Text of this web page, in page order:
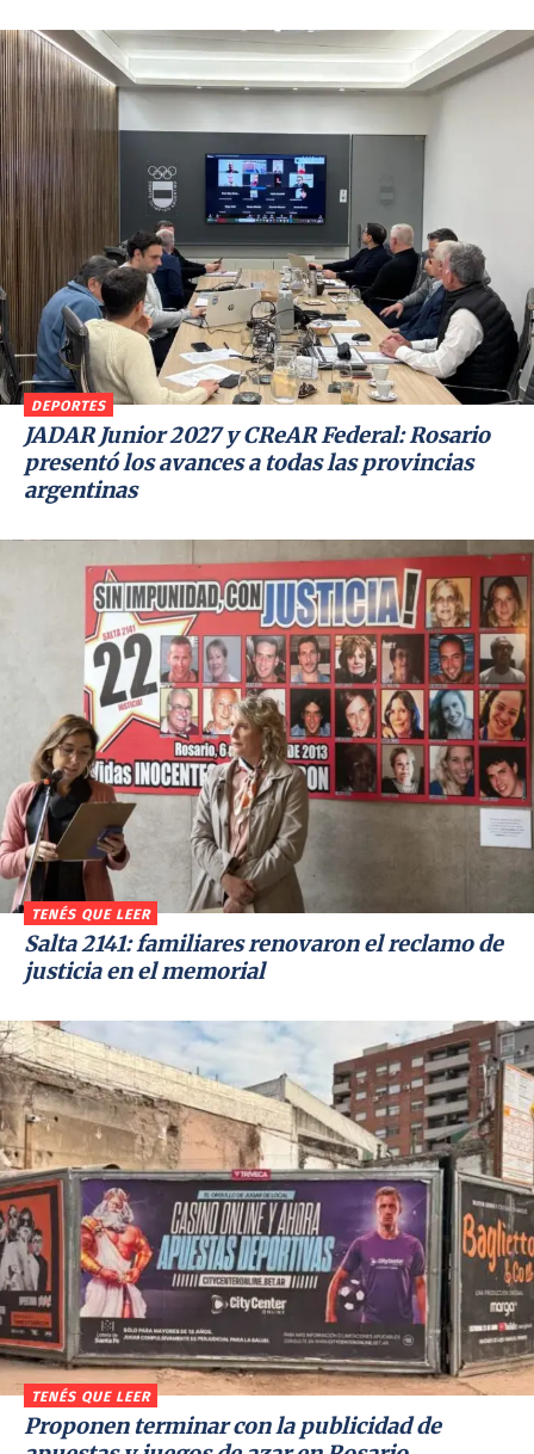
DEPORTES
JADAR Junior 2027 y CReAR Federal: Rosario
presentó los avances a todas las provincias
argentinas
TENÉS QUE LEER
Salta 2141: familiares renovaron el reclamo de
justicia en el memorial
TENÉS QUE LEER
Proponen terminar con la publicidad de